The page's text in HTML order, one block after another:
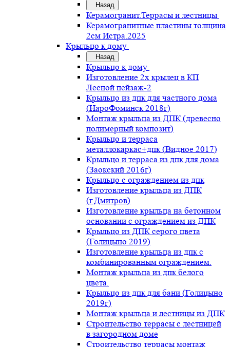
Назад
Керамогранит.Террасы и лестницы
Керамогранитные пластины толщина
2см Истра.2025
Крыльцо к дому
Назад
Крыльцо к дому
Изготовление 2х крылец в КП
Лесной пейзаж-2
Крыльцо из дпк для частного дома
(НароФоминск 2018г)
Монтаж крыльца из ДПК (древесно
полимерный композит)
Крыльцо и терраса
металлокаркас+дпк (Видное 2017)
Крыльцо и терраса из дпк для дома
(Заокский 2016г)
Крыльцо с ограждением из дпк
Изготовление крыльца из ДПК
(г.Дмитров)
Изготовление крыльца на бетонном
основании с ограждением из ДПК
Крыльцо из ДПК серого цвета
(Голицыно 2019)
Изготовление крыльца из дпк с
комбинированным ограждением.
Монтаж крыльца из дпк белого
цвета.
Крыльцо из дпк для бани (Голицыно
2019г)
Монтаж крыльца и лестницы из ДПК
Строительство террасы с лестницей
в загородном доме
Строительство террасы монтаж